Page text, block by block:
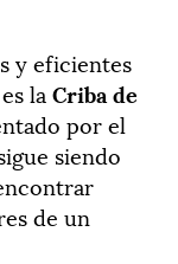
y eficientes
la Criba de
por el
siendo
de un